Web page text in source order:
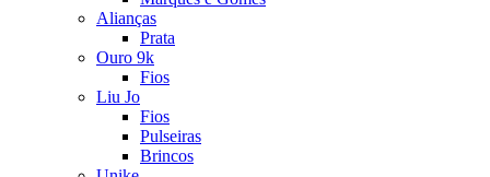
Alianças
Prata
Ouro 9k
Fios
Liu Jo
Fios
Pulseiras
Brincos